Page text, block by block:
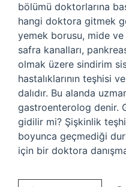
bölümü doktorlarına
hangi doktora gitmek
yemek borusu, mide ve
safra kanalları,
olmak üzere sindirim
hastalıklarının teşhisi
dalıdır. Bu alanda
gastroenterolog denir.
gidilir mi? Şişkinlik
boyunca geçmediği
için bir doktora